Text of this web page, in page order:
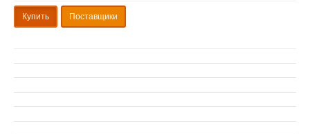
Купить Поставщики